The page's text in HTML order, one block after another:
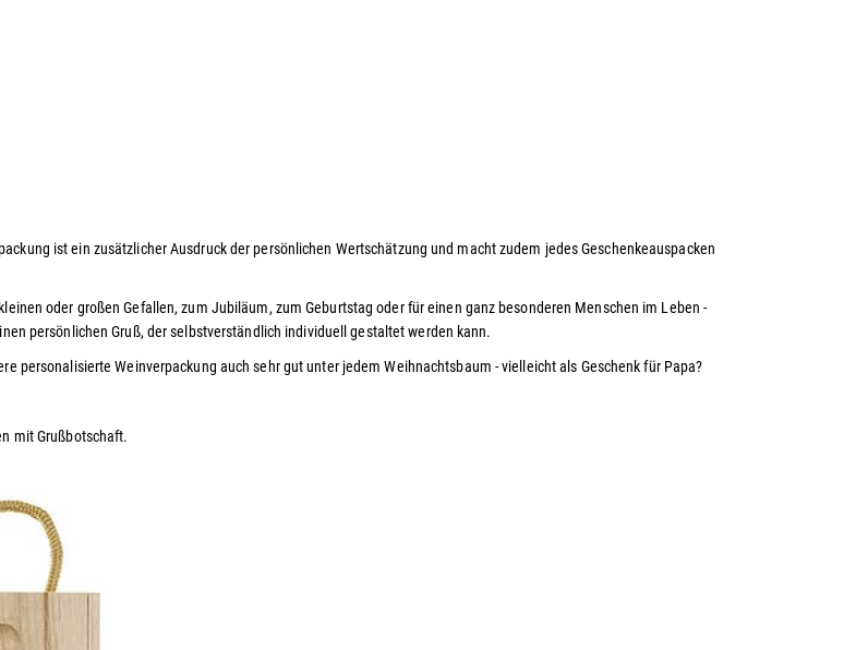
ist ein zusätzlicher Ausdruck der persönlichen Wertschätzung und macht zudem jedes Geschenkeauspacken
oder großen Gefallen, zum Jubiläum, zum Geburtstag oder für einen ganz besonderen Menschen im Leben -
persönlichen Gruß, der selbstverständlich individuell gestaltet werden kann.
personalisierte Weinverpackung auch sehr gut unter jedem Weihnachtsbaum - vielleicht als Geschenk für Papa?
mit Grußbotschaft.